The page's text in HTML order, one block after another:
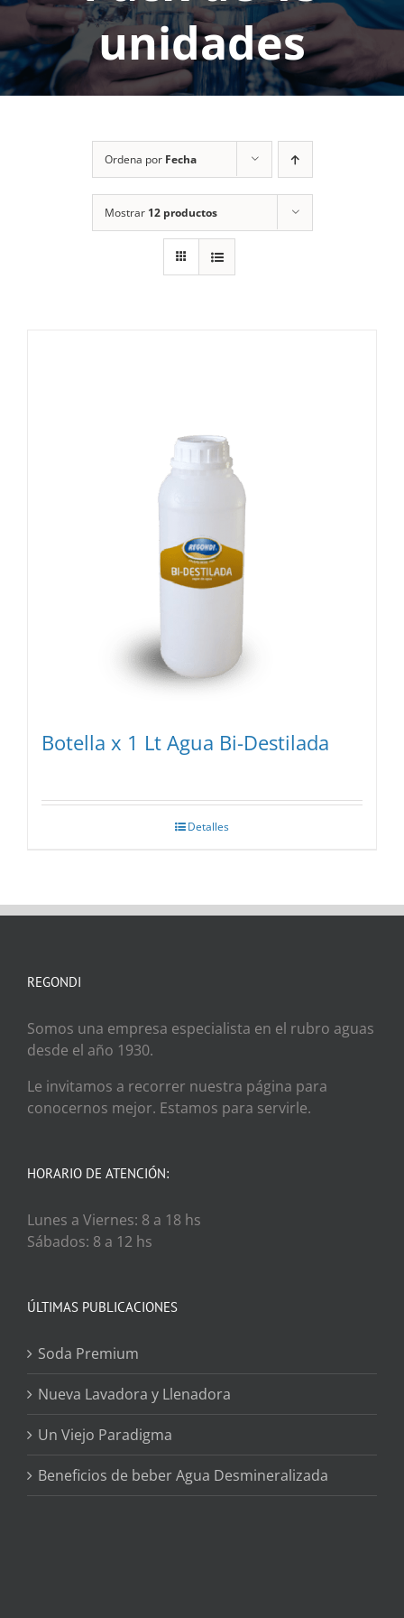
unidades
Ordena por Fecha
Mostrar 12 productos
Botella x 1 Lt Agua Bi-Destilada
Detalles
REGONDI
Somos una empresa especialista en el rubro aguas
desde el año 1930.
Le invitamos a recorrer nuestra página para
conocernos mejor. Estamos para servirle.
HORARIO DE ATENCIÓN:
Lunes a Viernes: 8 a 18 hs
Sábados: 8 a 12 hs
ÚLTIMAS PUBLICACIONES
Soda Premium
Nueva Lavadora y Llenadora
Un Viejo Paradigma
Beneficios de beber Agua Desmineralizada